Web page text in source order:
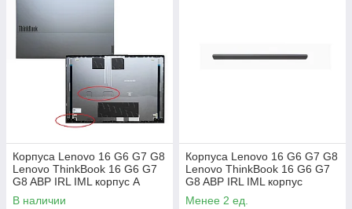
Корпуса Lenovo 16 G6 G7 G8
Lenovo ThinkBook 16 G6 G7
G8 ABP IRL IML корпус A
часть крышка матрицы
В наличии
Корпуса Lenovo 16 G6 G7 G8
Lenovo ThinkBook 16 G6 G7
G8 ABP IRL IML корпус
крышка петли
Менее 2 ед.